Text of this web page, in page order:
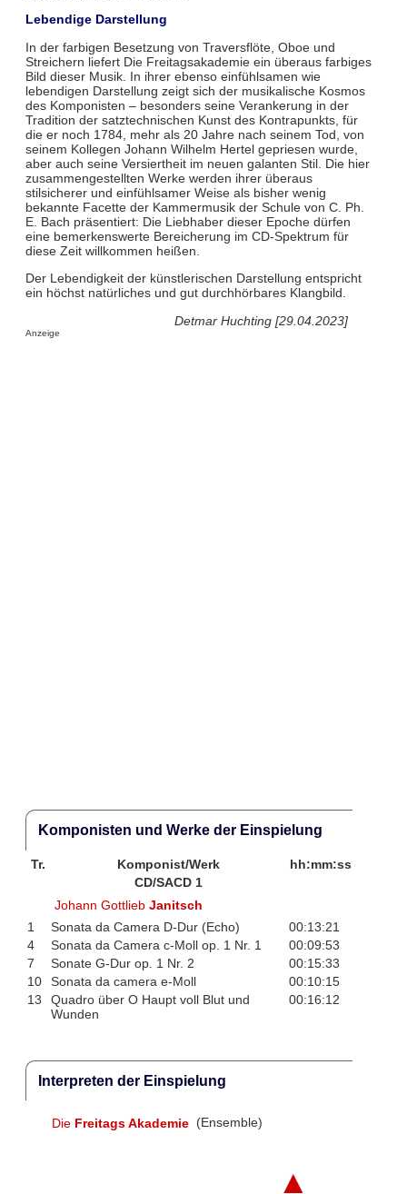
Lebendige Darstellung
In der farbigen Besetzung von Traversflöte, Oboe und
Streichern liefert Die Freitagsakademie ein überaus farbiges
Bild dieser Musik. In ihrer ebenso einfühlsamen wie
lebendigen Darstellung zeigt sich der musikalische Kosmos
des Komponisten – besonders seine Verankerung in der
Tradition der satztechnischen Kunst des Kontrapunkts, für
die er noch 1784, mehr als 20 Jahre nach seinem Tod, von
seinem Kollegen Johann Wilhelm Hertel gepriesen wurde,
aber auch seine Versiertheit im neuen galanten Stil. Die hier
zusammengestellten Werke werden ihrer überaus
stilsicherer und einfühlsamer Weise als bisher wenig
bekannte Facette der Kammermusik der Schule von C. Ph.
E. Bach präsentiert: Die Liebhaber dieser Epoche dürfen
eine bemerkenswerte Bereicherung im CD-Spektrum für
diese Zeit willkommen heißen.
Der Lebendigkeit der künstlerischen Darstellung entspricht
ein höchst natürliches und gut durchhörbares Klangbild.
Detmar Huchting [29.04.2023]
Anzeige
Komponisten und Werke der Einspielung
Tr. Komponist/Werk
hh:mm:ss
CD/SACD 1
Johann GottliebJanitsch
1
Sonata da Camera D-Dur (Echo)
00:13:21
4
Sonata da Camera c-Moll op. 1 Nr. 1
00:09:53
7
Sonate G-Dur op. 1 Nr. 2
00:15:33
10
Sonata da camera e-Moll
00:10:15
13
Quadro über O Haupt voll Blut und
Wunden
00:16:12
Interpreten der Einspielung
Die Freitags Akademie (Ensemble)
▲